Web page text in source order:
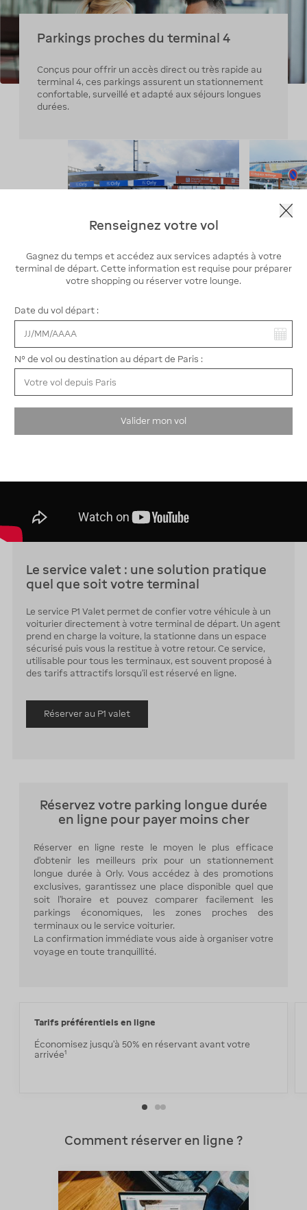
Parkings proches du terminal 4
Conçus pour offrir un accès direct ou très rapide au
terminal 4, ces parkings assurent un stationnement
confortable, surveillé et adapté aux séjours longues
durées.
P4a
situation proche du terminal 4
facilite les déplacements à pied.
Réserver au P4a
de
idéal
Le service valet : une solution pratique
quel que soit votre terminal
Le service P1 Valet permet de confier votre véhicule à un
voiturier directement à votre terminal de départ. Un agent
prend en charge la voiture, la stationne dans un espace
sécurisé puis vous la restitue à votre retour. Ce service,
utilisable pour tous les terminaux, est souvent proposé à
des tarifs attractifs lorsqu’il est réservé en ligne.
Réserver au P1 valet
Réservez votre parking longue durée
en ligne pour payer moins cher
Réserver en ligne reste le moyen le plus efficace
d’obtenir les meilleurs prix pour un stationnement
longue durée à Orly. Vous accédez à des promotions
exclusives, garantissez une place disponible quel que
soit l’horaire et pouvez comparer facilement les
parkings économiques, les zones proches des
terminaux ou le service voiturier.
La confirmation immédiate vous aide à organiser votre
voyage en toute tranquillité.
Tarifs préférentiels en ligne
Économisez jusqu'à 50% en réservant avant votre
arrivée¹
Comment réserver en ligne ?
Renseignez votre vol
Gagnez du temps et accédez aux services adaptés à votre
terminal de départ. Cette information est requise pour préparer
votre shopping ou réserver votre lounge.
Date du vol départ :
N° de vol ou destination au départ de Paris :
Valider mon vol